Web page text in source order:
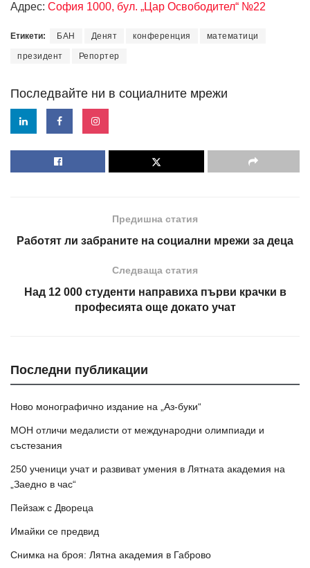
Адрес: София 1000, бул. „Цар Освободител“ №22
Етикети: БАН Денят конференция математици
президент Репортер
Последвайте ни в социалните мрежи
Предишна статия
Работят ли забраните на социални мрежи за деца
Следваща статия
Над 12 000 студенти направиха първи крачки в
професията още докато учат
Последни публикации
Ново монографично издание на „Аз-буки“
МОН отличи медалисти от международни олимпиади и
състезания
250 ученици учат и развиват умения в Лятната академия на
„Заедно в час“
Пейзаж с Двореца
Имайки се предвид
Снимка на броя: Лятна академия в Габрово